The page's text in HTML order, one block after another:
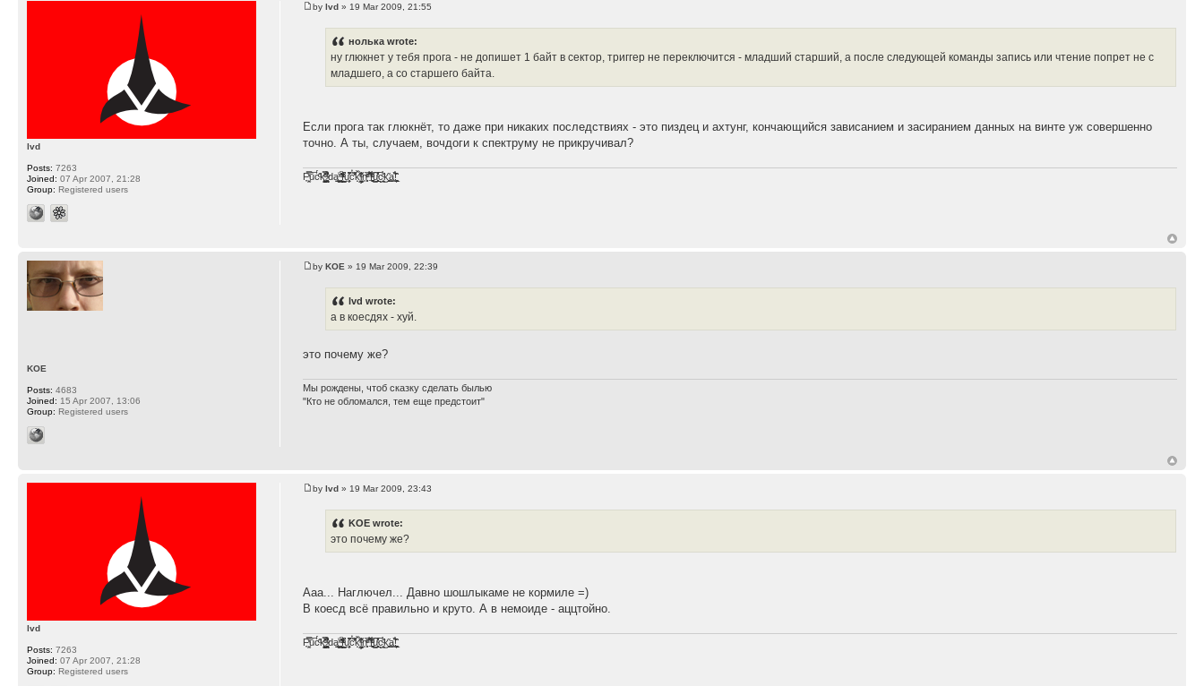
bylvd » 19 Mar 2009, 21:55
нолька wrote:
ну глюкнет у тебя прога - не допишет 1 байт в сектор, триггер не переключится - младший старший, а после следующей команды запись или чтение попрет не с
младшего, а со старшего байта.
Если прога так глюкнёт, то даже при никаких последствиях - это пиздец и ахтунг, кончающийся зависанием и засиранием данных на винте уж совершенно
точно. А ты, случаем, вочдоги к спектруму не прикручивал?
F̞͖̭̿̔ͯu̐̅cͬ̑ͩk̨̤̳͇̮̭̪̠̽̿̓̆ͭͩ ̷̩̰͎̩͓̘̾̀ͬ̊ͭ͛ͅda̝̺͙̬͎̝̾͟ ̰̜̝̯͉̯̖̓̎́ͨ̽ͫ͟f̟͇̭̀ͬͨͭ̐̚u̹̼̹̗̞͑̔͂͐̚cͭ̅̊̆̒̆ǩ̝̩̯́ͥ̔̍̑ḭ͓͍̳̬ͦ̽͂n͍͎͈̈̅ͩͬ ̊ͫ̂̾̑̈́f̲͚͉͓͗̋́ͧͦ̅ȗ͇̲̻͈̲̅̎͗͒ͭ͡c̬̟̠̹̯̈́ͩ͘ͅk̫̠̻̋͜a̲͒̾̇!͙͕̺͉̗̩̲̂̏̄̀
lvd
Posts: 7263
Joined: 07 Apr 2007, 21:28
Group: Registered users
byKOE » 19 Mar 2009, 22:39
lvd wrote:
а в коесдях - хуй.
это почему же?
Мы рождены, чтоб сказку сделать былью
"Кто не обломался, тем еще предстоит"
KOE
Posts: 4683
Joined: 15 Apr 2007, 13:06
Group: Registered users
bylvd » 19 Mar 2009, 23:43
KOE wrote:
это почему же?
Ааа... Наглючел... Давно шошлыкаме не кормиле =)
В коесд всё правильно и круто. А в немоиде - аццтойно.
F̞͖̭̿̔ͯu̐̅cͬ̑ͩk̨̤̳͇̮̭̪̠̽̿̓̆ͭͩ ̷̩̰͎̩͓̘̾̀ͬ̊ͭ͛ͅda̝̺͙̬͎̝̾͟ ̰̜̝̯͉̯̖̓̎́ͨ̽ͫ͟f̟͇̭̀ͬͨͭ̐̚u̹̼̹̗̞͑̔͂͐̚cͭ̅̊̆̒̆ǩ̝̩̯́ͥ̔̍̑ḭ͓͍̳̬ͦ̽͂n͍͎͈̈̅ͩͬ ̊ͫ̂̾̑̈́f̲͚͉͓͗̋́ͧͦ̅ȗ͇̲̻͈̲̅̎͗͒ͭ͡c̬̟̠̹̯̈́ͩ͘ͅk̫̠̻̋͜a̲͒̾̇!͙͕̺͉̗̩̲̂̏̄̀
lvd
Posts: 7263
Joined: 07 Apr 2007, 21:28
Group: Registered users